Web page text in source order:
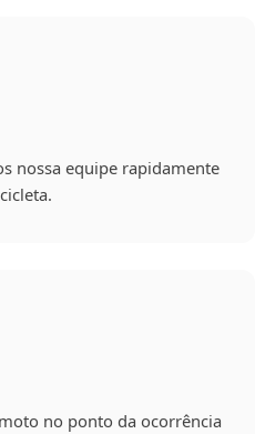
nossa equipe rapidamente
no ponto da ocorrência